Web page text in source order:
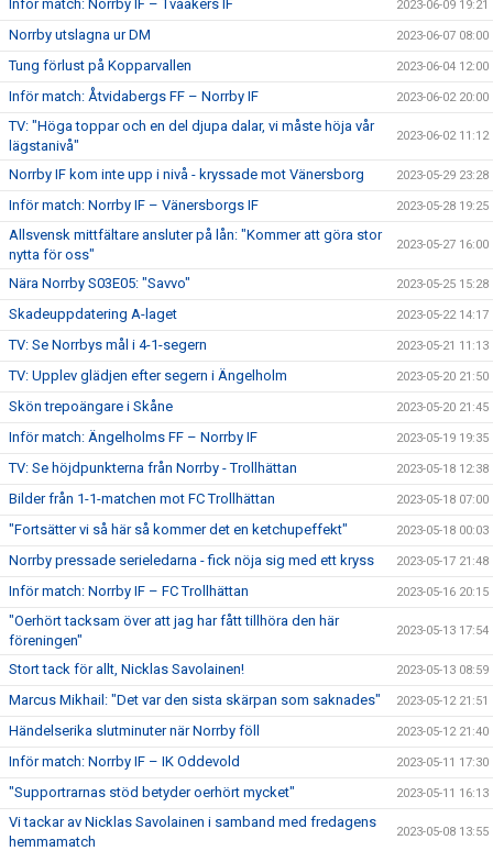
Inför match: Norrby IF – Tvååkers IF 2023-06-09 19:21
Norrby utslagna ur DM 2023-06-07 08:00
Tung förlust på Kopparvallen 2023-06-04 12:00
Inför match: Åtvidabergs FF – Norrby IF 2023-06-02 20:00
TV: "Höga toppar och en del djupa dalar, vi måste höja vår
lägstanivå"
2023-06-02 11:12
Norrby IF kom inte upp i nivå - kryssade mot Vänersborg 2023-05-29 23:28
Inför match: Norrby IF – Vänersborgs IF 2023-05-28 19:25
Allsvensk mittfältare ansluter på lån: "Kommer att göra stor
nytta för oss"
2023-05-27 16:00
Nära Norrby S03E05: "Savvo" 2023-05-25 15:28
Skadeuppdatering A-laget 2023-05-22 14:17
TV: Se Norrbys mål i 4-1-segern 2023-05-21 11:13
TV: Upplev glädjen efter segern i Ängelholm 2023-05-20 21:50
Skön trepoängare i Skåne 2023-05-20 21:45
Inför match: Ängelholms FF – Norrby IF 2023-05-19 19:35
TV: Se höjdpunkterna från Norrby - Trollhättan 2023-05-18 12:38
Bilder från 1-1-matchen mot FC Trollhättan 2023-05-18 07:00
"Fortsätter vi så här så kommer det en ketchupeffekt" 2023-05-18 00:03
Norrby pressade serieledarna - fick nöja sig med ett kryss 2023-05-17 21:48
Inför match: Norrby IF – FC Trollhättan 2023-05-16 20:15
"Oerhört tacksam över att jag har fått tillhöra den här
föreningen"
2023-05-13 17:54
Stort tack för allt, Nicklas Savolainen! 2023-05-13 08:59
Marcus Mikhail: "Det var den sista skärpan som saknades" 2023-05-12 21:51
Händelserika slutminuter när Norrby föll 2023-05-12 21:40
Inför match: Norrby IF – IK Oddevold 2023-05-11 17:30
"Supportrarnas stöd betyder oerhört mycket" 2023-05-11 16:13
Vi tackar av Nicklas Savolainen i samband med fredagens
hemmamatch
2023-05-08 13:55